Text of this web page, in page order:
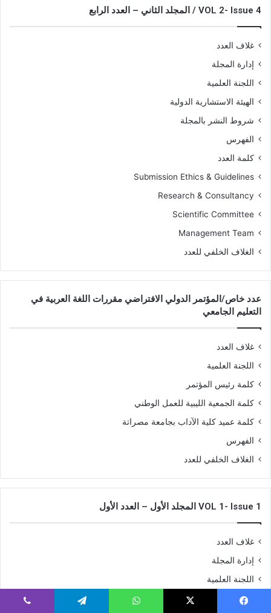
VOL 2- Issue 4 / المجلد الثاني – العدد الرابع
غلاف العدد
إدارة المجلة
اللجنة العلمية
الهيئة الاستشارية الدولية
شروط النشر بالمجلة
الفهرس
كلمة العدد
Submission Ethics & Guidelines
Research & Consultancy
Scientific Committee
Management Team
الغلاف الخلفي للعدد
عدد خاص/المؤتمر الدولي الافتراضي مقررات اللغة العربية في
التعليم الجامعي
غلاف العدد
اللجنة العلمية
كلمة رئيس المؤتمر
كلمة الجمعية الليبية للعمل الوطني
كلمة عميد كلية الآداب بجامعة مصراتة
الفهرس
الغلاف الخلفي للعدد
VOL 1- Issue 1 المجلد الأول – العدد الأول
غلاف العدد
إدارة المجلة
اللجنة العلمية
الهيئة الاستشارية الدولية